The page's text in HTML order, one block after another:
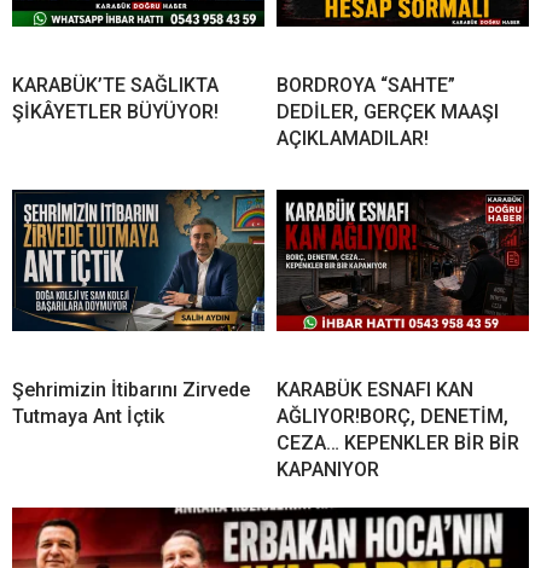
KARABÜK’TE SAĞLIKTA
ŞİKÂYETLER BÜYÜYOR!
BORDROYA “SAHTE”
DEDİLER, GERÇEK MAAŞI
AÇIKLAMADILAR!
Şehrimizin İtibarını Zirvede
Tutmaya Ant İçtik
KARABÜK ESNAFI KAN
AĞLIYOR!BORÇ, DENETİM,
CEZA… KEPENKLER BİR BİR
KAPANIYOR